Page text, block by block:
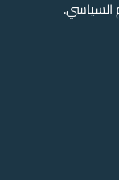
السياسي.